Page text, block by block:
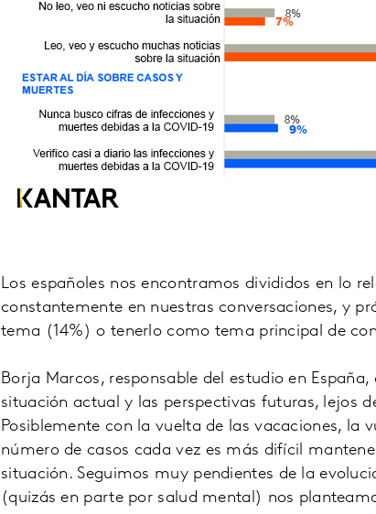
Los españoles nos encontramos divididos en lo
constantemente en nuestras conversaciones, y
tema (14%) o tenerlo como tema principal de
Borja Marcos, responsable del estudio en
situación actual y las perspectivas futuras, lejos
Posiblemente con la vuelta de las vacaciones, la
número de casos cada vez es más difícil
situación. Seguimos muy pendientes de la
(quizás en parte por salud mental) nos